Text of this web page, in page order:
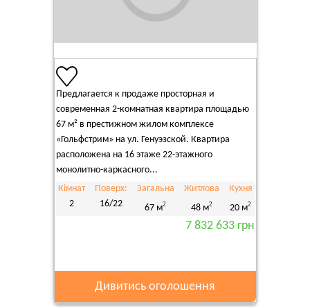
Предлагается к продаже просторная и
современная 2-комнатная квартира площадью
67 м² в престижном жилом комплексе
«Гольфстрим» на ул. Генуэзской. Квартира
расположена на 16 этаже 22-этажного
монолитно-каркасного...
Кімнат
2
Поверх:
16/22
Загальна
67 м2
Житлова
48 м2
Кухня
20 м2
7 832 633 грн
Дивитись оголошення